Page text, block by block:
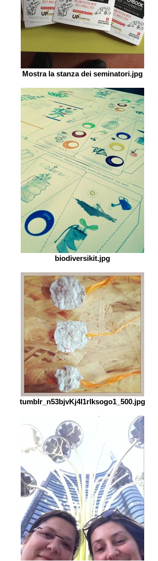
Mostra la stanza dei seminatori.jpg
biodiversikit.jpg
tumblr_n53bjvKj4I1rlksogo1_500.jpg